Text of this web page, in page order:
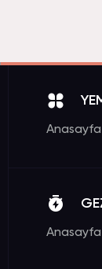
Anasayfa
Anasayfa